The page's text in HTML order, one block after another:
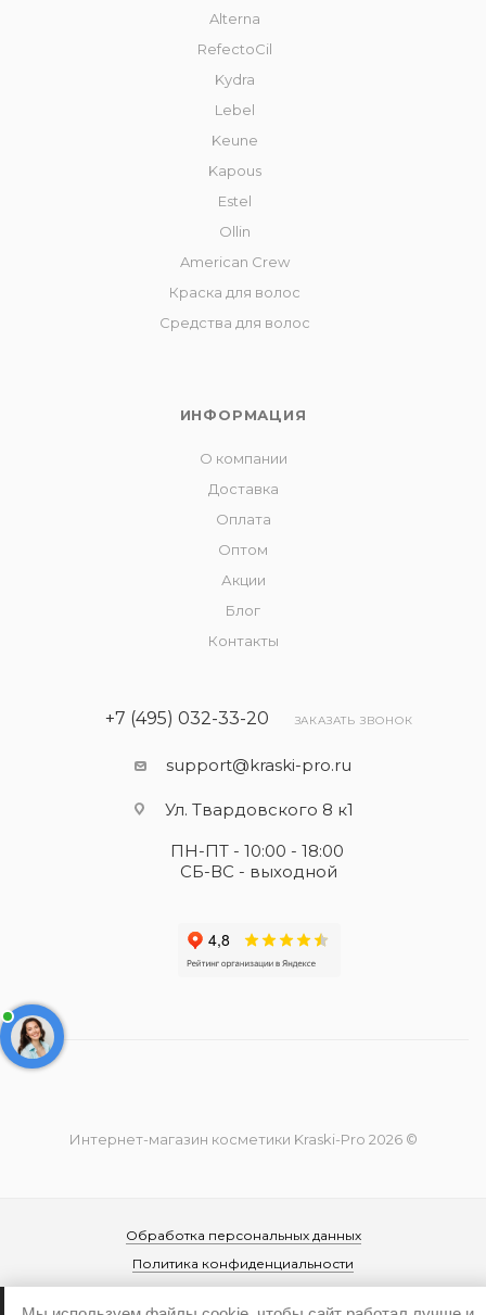
Alterna
RefectoCil
Kydra
Lebel
Keune
Kapous
Estel
Ollin
American Crew
Краска для волос
Средства для волос
ИНФОРМАЦИЯ
О компании
Доставка
Оплата
Оптом
Акции
Блог
Контакты
+7 (495) 032-33-20 ЗАКАЗАТЬ ЗВОНОК
support@kraski-pro.ru
Ул. Твардовского 8 к1
ПН-ПТ - 10:00 - 18:00
СБ-ВС - выходной
Интернет-магазин косметики Kraski-Pro 2026 ©
Обработка персональных данных
Политика конфиденциальности